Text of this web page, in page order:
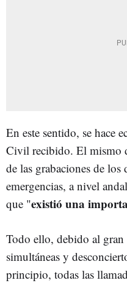
En este sentido, se hace
Civil recibido. El mismo
de las grabaciones de
emergencias, a nivel
que "existió una
Todo ello, debido al
simultáneas y
principio, todas las